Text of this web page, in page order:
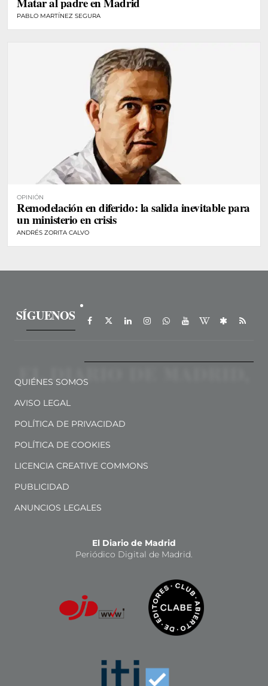
PABLO MARTÍNEZ SEGURA
OPINIÓN
Remodelación en diferido: la salida inevitable para
un ministerio en crisis
ANDRÉS ZORITA CALVO
SÍGUENOS
QUIÉNES SOMOS
AVISO LEGAL
POLÍTICA DE PRIVACIDAD
POLÍTICA DE COOKIES
LICENCIA CREATIVE COMMONS
PUBLICIDAD
ANUNCIOS LEGALES
El Diario de Madrid
Periódico Digital de Madrid.